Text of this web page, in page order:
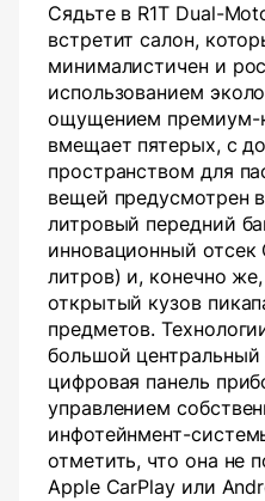
Сядьте в R1T Dual-
встретит салон,
минималистичен и
использованием
ощущением премиум-
вмещает пятерых, с
пространством для
вещей предусмотрен
литровый передний
инновационный отсек
литров) и, конечно
открытый кузов
предметов.
большой
цифровая панель
управлением
инфотейнмент-
отметить, что она не
Apple CarPlay или